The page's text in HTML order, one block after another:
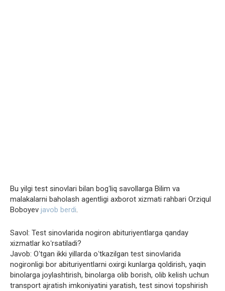
Bu yilgi test sinovlari bilan bogʻliq savollarga Bilim va
malakalarni baholash agentligi axborot xizmati rahbari Orziqul
Boboyev javob berdi.
Savol: Test sinovlarida nogiron abituriyentlarga qanday
xizmatlar koʻrsatiladi?
Javob: Oʻtgan ikki yillarda oʻtkazilgan test sinovlarida
nogironligi bor abituriyentlarni oxirgi kunlarga qoldirish, yaqin
binolarga joylashtirish, binolarga olib borish, olib kelish uchun
transport ajratish imkoniyatini yaratish, test sinovi topshirish